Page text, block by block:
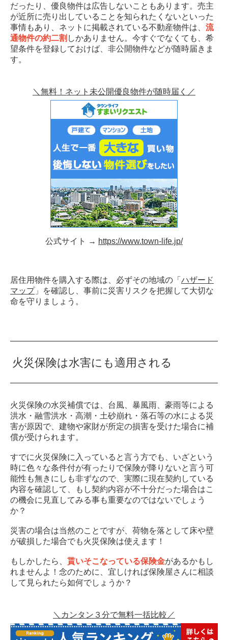
だったり、優良物件は広告しないこともあります。売主
が近所に売り出していることを知られたくないといった
事情もあり、ネットに掲載されている不動産物件は、 流
通物件の約二割 しかありません。今すぐでなくても、希
望条件を登録しておけば、非公開物件などが随時届きま
す。
＼無料！ネット未公開優良物件が随時届く／
公式サイト → https://www.town-life.jp/
居住用物件を購入する際は、必ずその地域の「 ハザード
マップ」を確認し、事前に災害リスクを把握して大切な
命を守りましょう。
火災保険は水害にも適用される
火災保険の水災補償では、台風、暴風雨、豪雨等による
洪水・融雪洪水・高潮・土砂崩れ・落石等の水による災
害が原因で、建物や家財が所定の損害を受けた場合に補
償が受けられます。
すでに火災保険に入っていると言う方でも、いざという
時に色々な条件付が有ったりで保険が降りないと言う可
能性も無きにしも非ずなので、実際に現在契約している
内容を確認して、もし契約内容が不十分だった場合はこ
の機会に見直してみる事も重要なのではないでしょう
か？
災害の場合は当然のことですが、荷物を落として床や壁
が破損した場合でも火災保険は使えます！
もしかしたら、 貰いそこなっている保険金があるかもし
れませんよ！念のために、宜しければ保険屋さんに相談
して見られたら如何でしょうか？
＼カンタン３分で無料一括比較／